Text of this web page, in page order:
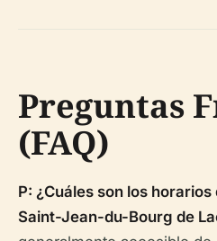
Preguntas
(FAQ)
P: ¿Cuáles son los
Saint-Jean-du-Bourg de